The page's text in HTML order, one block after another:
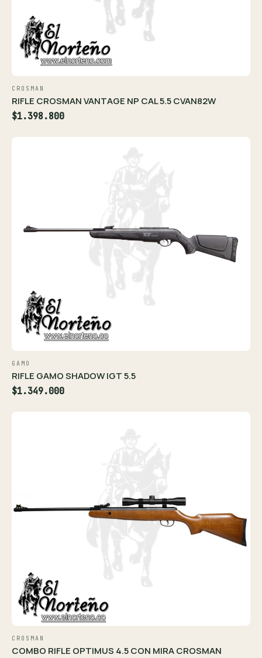
CROSMAN
RIFLE CROSMAN VANTAGE NP CAL 5.5 CVAN82W
$1.398.800
GAMO
RIFLE GAMO SHADOW IGT 5.5
$1.349.000
CROSMAN
COMBO RIFLE OPTIMUS 4.5 CON MIRA CROSMAN